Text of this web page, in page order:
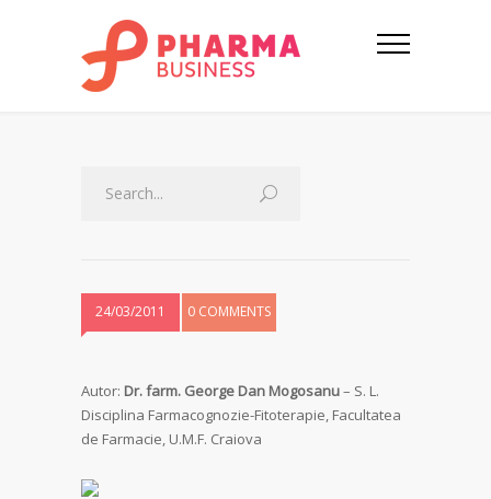
24/03/2011 0 COMMENTS
Autor: Dr. farm. George Dan Mogosanu– S. L.
Disciplina Farmacognozie-Fitoterapie, Facultatea
de Farmacie, U.M.F. Craiova